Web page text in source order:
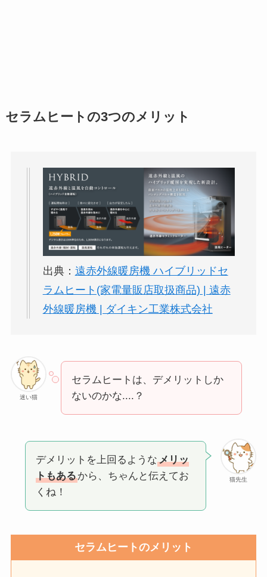
セラムヒートの3つのメリット
出典： 遠赤外線暖房機 ハイブリッドセ
ラムヒート(家電量販店取扱商品) | 遠赤
外線暖房機 | ダイキン工業株式会社
迷い猫
セラムヒートは、デメリットしか
ないのかな....？
猫先生
デメリットを上回るようなメリッ
トもあるから、ちゃんと伝えてお
くね！
セラムヒートのメリット